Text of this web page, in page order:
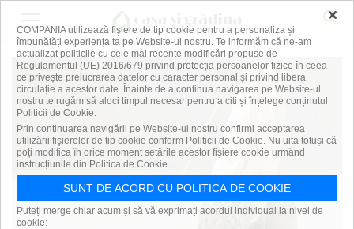
×
COMPANIA utilizează fişiere de tip cookie pentru a personaliza și
îmbunătăți experiența ta pe Website-ul nostru. Te informăm că ne-am
actualizat politicile cu cele mai recente modificări propuse de
Regulamentul (UE) 2016/679 privind protecția persoanelor fizice în ceea
ce privește prelucrarea datelor cu caracter personal și privind libera
circulație a acestor date. Înainte de a continua navigarea pe Website-ul
nostru te rugăm să aloci timpul necesar pentru a citi și înțelege conținutul
Politicii de Cookie.
Prin continuarea navigării pe Website-ul nostru confirmi acceptarea
utilizării fişierelor de tip cookie conform Politicii de Cookie. Nu uita totuși că
poți modifica în orice moment setările acestor fişiere cookie urmând
instrucțiunile din Politica de Cookie.
SUNT DE ACORD CU POLITICA DE COOKIE
Puteți merge chiar acum și să vă exprimați acordul individual la nivel de
cookie: